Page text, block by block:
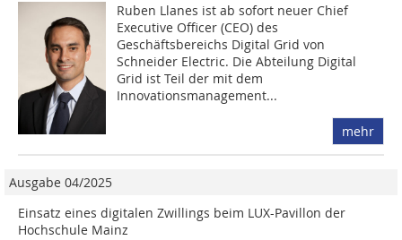
Ruben Llanes ist ab sofort neuer Chief
Executive Officer (CEO) des
Geschäftsbereichs Digital Grid von
Schneider Electric. Die Abteilung Digital
Grid ist Teil der mit dem
Innovationsmanagement...
mehr
Ausgabe 04/2025
Einsatz eines digitalen Zwillings beim LUX-Pavillon der
Hochschule Mainz